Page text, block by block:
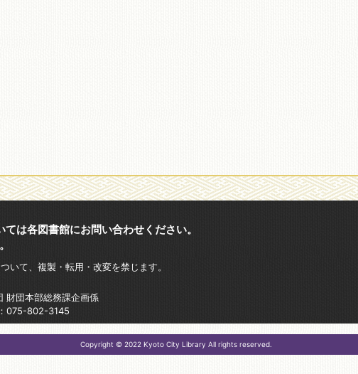
は各図書館にお問い合わせください。
いて、複製・転用・改変を禁じます。
財団本部総務課企画係
075-802-3145
Copyright © 2022 Kyoto City Library All rights reserved.